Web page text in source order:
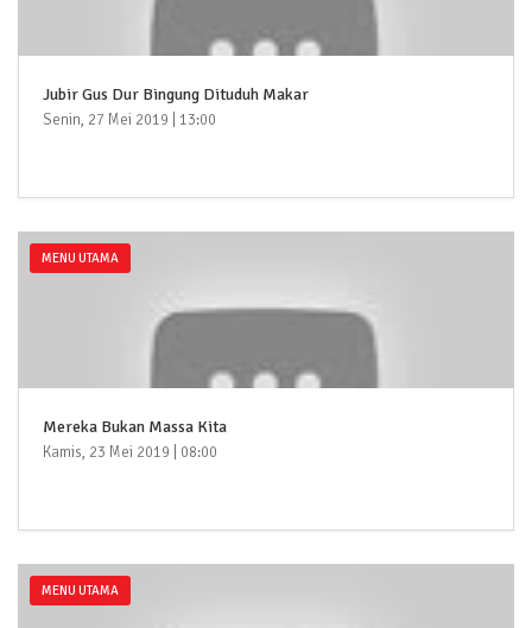
Jubir Gus Dur Bingung Dituduh Makar
Senin, 27 Mei 2019 | 13:00
MENU UTAMA
Mereka Bukan Massa Kita
Kamis, 23 Mei 2019 | 08:00
MENU UTAMA